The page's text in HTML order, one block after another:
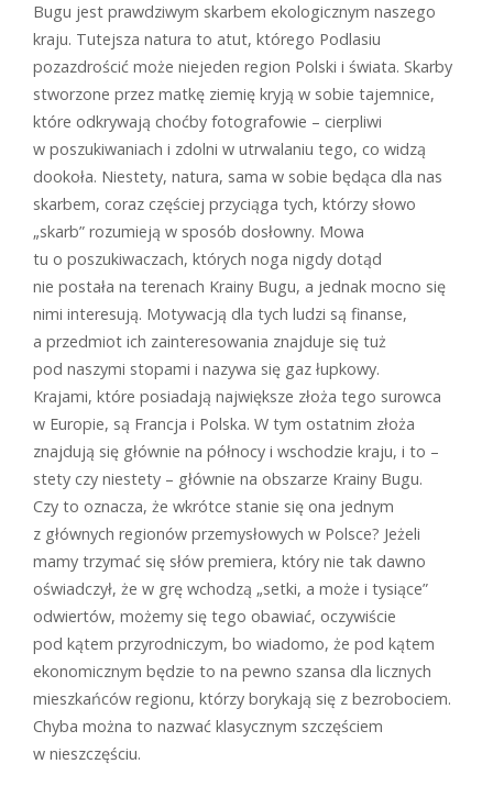
Bugu jest prawdziwym skarbem ekologicznym naszego
kraju. Tutejsza natura to atut, którego Podlasiu
pozazdrościć może niejeden region Polski i świata. Skarby
stworzone przez matkę ziemię kryją w sobie tajemnice,
które odkrywają choćby fotografowie – cierpliwi
w poszukiwaniach i zdolni w utrwalaniu tego, co widzą
dookoła. Niestety, natura, sama w sobie będąca dla nas
skarbem, coraz częściej przyciąga tych, którzy słowo
„skarb” rozumieją w sposób dosłowny. Mowa
tu o poszukiwaczach, których noga nigdy dotąd
nie postała na terenach Krainy Bugu, a jednak mocno się
nimi interesują. Motywacją dla tych ludzi są finanse,
a przedmiot ich zainteresowania znajduje się tuż
pod naszymi stopami i nazywa się gaz łupkowy.
Krajami, które posiadają największe złoża tego surowca
w Europie, są Francja i Polska. W tym ostatnim złoża
znajdują się głównie na północy i wschodzie kraju, i to –
stety czy niestety – głównie na obszarze Krainy Bugu.
Czy to oznacza, że wkrótce stanie się ona jednym
z głównych regionów przemysłowych w Polsce? Jeżeli
mamy trzymać się słów premiera, który nie tak dawno
oświadczył, że w grę wchodzą „setki, a może i tysiące”
odwiertów, możemy się tego obawiać, oczywiście
pod kątem przyrodniczym, bo wiadomo, że pod kątem
ekonomicznym będzie to na pewno szansa dla licznych
mieszkańców regionu, którzy borykają się z bezrobociem.
Chyba można to nazwać klasycznym szczęściem
w nieszczęściu.